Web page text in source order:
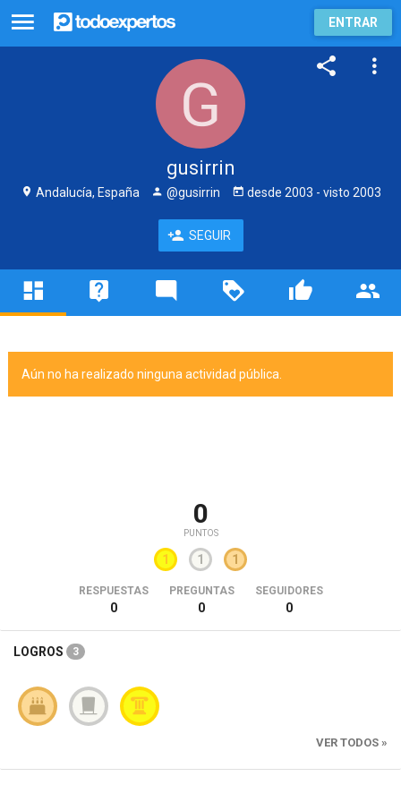
ENTRAR
gusirrin
Andalucía, España @gusirrin desde 2003 - visto 2003
SEGUIR
Aún no ha realizado ninguna actividad pública.
0
PUNTOS
1 1 1
RESPUESTAS
0
PREGUNTAS
0
SEGUIDORES
0
LOGROS 3
VER TODOS »